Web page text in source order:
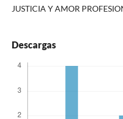
JUSTICIA Y AMOR
Descargas